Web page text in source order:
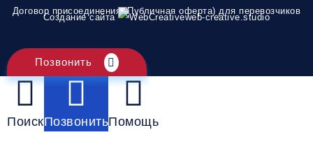
Договор присоединения (Публичная оферта) для перевозчиков
Создание сайта web-creative.studio
Позвонить
ПоискПозвонитьПомощь